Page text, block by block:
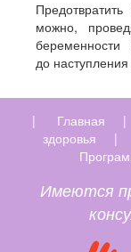
можно,
беременности
до
| Главная |
здоровья
|
Имеются